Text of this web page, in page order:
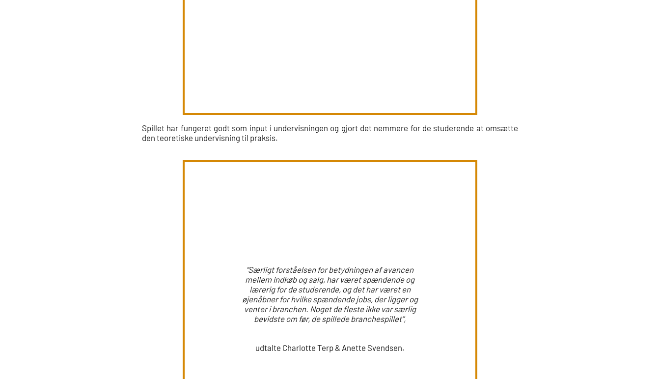
Spillet har fungeret godt som input i undervisningen og gjort det nemmere for de studerende at omsætte
den teoretiske undervisning til praksis.
”Særligt forståelsen for betydningen af avancen
mellem indkøb og salg, har været spændende og
lærerig for de studerende, og det har været en
øjenåbner for hvilke spændende jobs, der ligger og
venter i branchen. Noget de fleste ikke var særlig
bevidste om før, de spillede branchespillet”,
udtalte Charlotte Terp & Anette Svendsen.